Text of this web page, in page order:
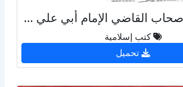
المعجم في أصحاب القاضي الإمام أبي علي الصدفي
كتب إسلامية
تحميل